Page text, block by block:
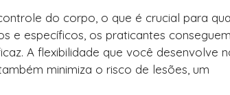
do corpo, o que é crucial para
e específicos, os praticantes conseguem
A flexibilidade que você desenvolve
minimiza o risco de lesões, um